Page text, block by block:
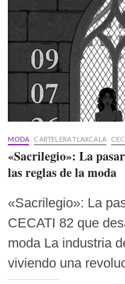
MODA CARTELERA TLAXCALA
«Sacrilegio»: La
las reglas de la moda
«Sacrilegio»: La
CECATI 82 que
moda La industria
viviendo una